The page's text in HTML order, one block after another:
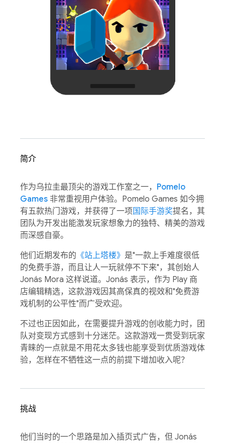
简介
作为乌拉圭最顶尖的游戏工作室之一， Pomelo
Games 非常重视用户体验。Pomelo Games 如今拥
有五款热门游戏，并获得了一项国际手游奖提名，其
团队为开发出能激发玩家想象力的独特、精美的游戏
而深感自豪。
他们近期发布的 《站上塔楼》 是"一款上手难度很低
的免费手游，而且让人一玩就停不下来"，其创始人
Jonás Mora 这样说道。Jonás 表示，作为 Play 商
店编辑精选，这款游戏因其高保真的视效和"免费游
戏机制的公平性"而广受欢迎。
不过也正因如此，在需要提升游戏的创收能力时，团
队对变现方式感到十分迷茫。这款游戏一贯受到玩家
青睐的一点就是不用花太多钱也能享受到优质游戏体
验，怎样在不牺牲这一点的前提下增加收入呢？
挑战
他们当时的一个思路是加入插页式广告，但 Jonás